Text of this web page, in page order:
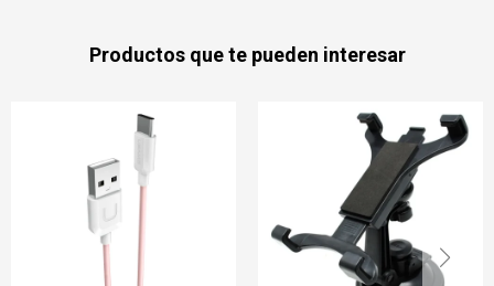
Productos que te pueden interesar